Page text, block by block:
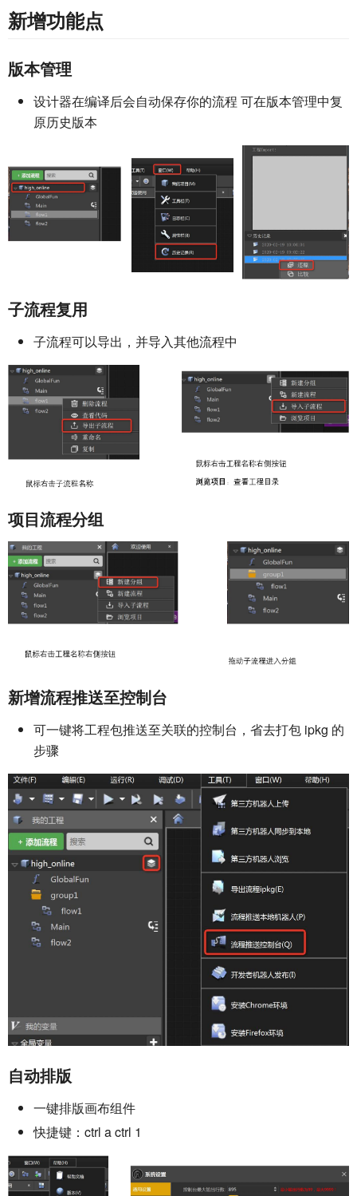
新增功能点
版本管理
设计器在编译后会自动保存你的流程 可在版本管理中复
原历史版本
子流程复用
子流程可以导出，并导入其他流程中
项目流程分组
新增流程推送至控制台
可一键将工程包推送至关联的控制台，省去打包 ipkg 的
步骤
自动排版
一键排版画布组件
快捷键：ctrl a ctrl 1